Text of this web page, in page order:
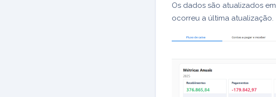
Os dados são atualizados em
ocorreu a última atualização.